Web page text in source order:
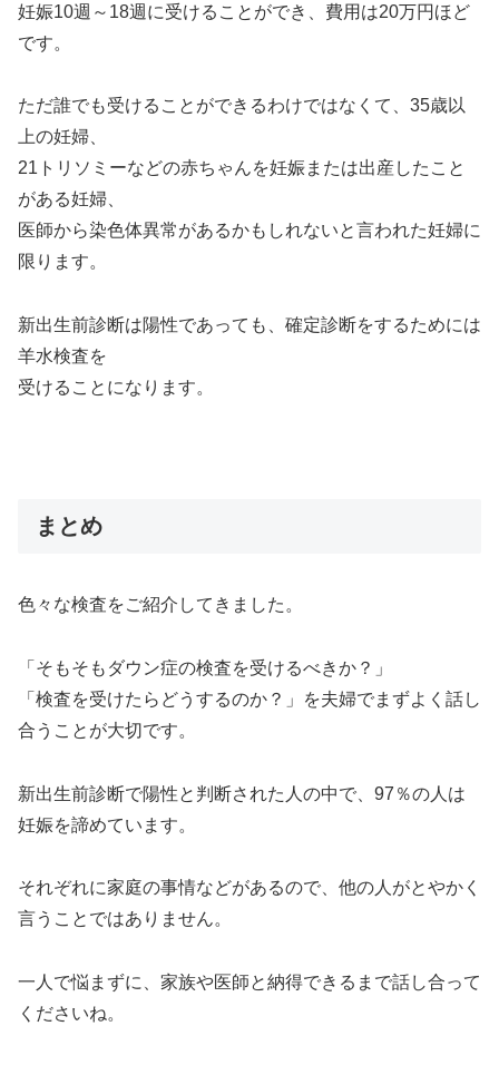
妊娠10週～18週に受けることができ、費用は20万円ほど
です。
ただ誰でも受けることができるわけではなくて、35歳以
上の妊婦、
21トリソミーなどの赤ちゃんを妊娠または出産したこと
がある妊婦、
医師から染色体異常があるかもしれないと言われた妊婦に
限ります。
新出生前診断は陽性であっても、確定診断をするためには
羊水検査を
受けることになります。
まとめ
色々な検査をご紹介してきました。
「そもそもダウン症の検査を受けるべきか？」
「検査を受けたらどうするのか？」を夫婦でまずよく話し
合うことが大切です。
新出生前診断で陽性と判断された人の中で、97％の人は
妊娠を諦めています。
それぞれに家庭の事情などがあるので、他の人がとやかく
言うことではありません。
一人で悩まずに、家族や医師と納得できるまで話し合って
くださいね。